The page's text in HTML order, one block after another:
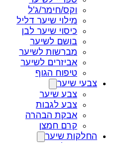
וקס/חימר/ג'ל
מילוי שיער דליל
כיסוי שיער לבן
בושם לשיער
מברשות לשיער
אביזרים לשיער
טיפוח הגוף
צבעי שיער
צבע שיער
צבע לגבות
אבקת הבהרה
קרם חמצן
החלקות שיער